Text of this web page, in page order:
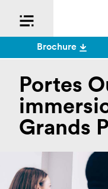
Portes
Grands
Brochure